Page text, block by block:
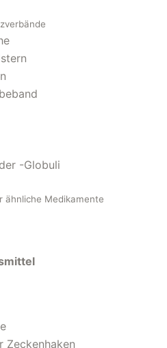
-Globuli
ähnliche Medikamente
Zeckenhaken